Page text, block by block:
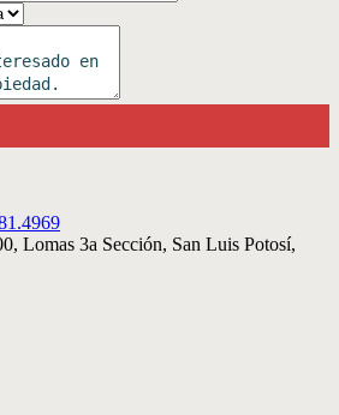
Lomas 3a Sección, San Luis Potosí,